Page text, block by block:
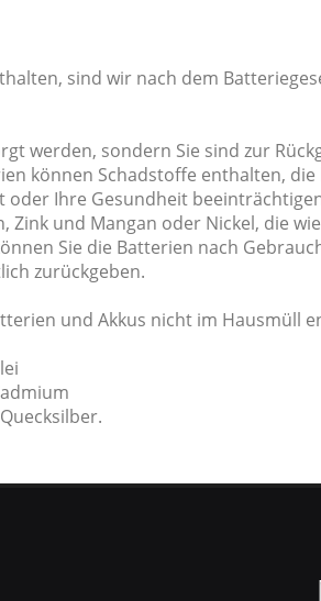
sind wir nach dem
werden, sondern Sie sind zur
können Schadstoffe enthalten,
Ihre Gesundheit
Zink und Mangan oder Nickel, die
Sie die Batterien nach
zurückgeben.
und Akkus nicht im Hausmüll